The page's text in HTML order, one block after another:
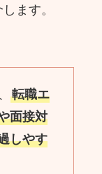
ます。
転職エ
面接対
しやす